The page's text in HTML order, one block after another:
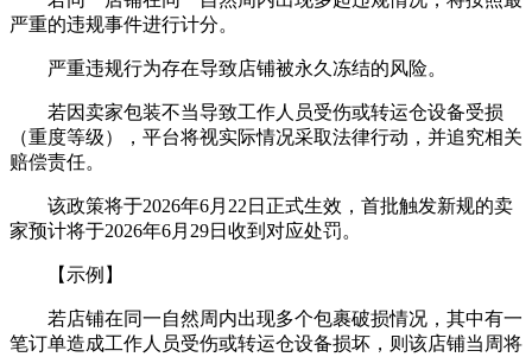
严重的违规事件进行计分。
严重违规行为存在导致店铺被永久冻结的风险。
若因卖家包装不当导致工作人员受伤或转运仓设备受损
（重度等级），平台将视实际情况采取法律行动，并追究相关
赔偿责任。
该政策将于2026年6月22日正式生效，首批触发新规的卖
家预计将于2026年6月29日收到对应处罚。
【示例】
若店铺在同一自然周内出现多个包裹破损情况，其中有一
笔订单造成工作人员受伤或转运仓设备损坏，则该店铺当周将